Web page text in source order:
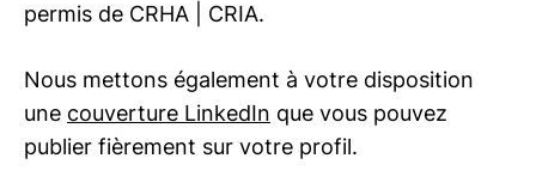
permis de CRHA | CRIA.
Nous mettons également à votre disposition
une couverture LinkedIn que vous pouvez
publier fièrement sur votre profil.